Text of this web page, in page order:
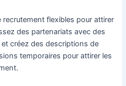
flexibles pour attirer
des partenariats avec des
créez des descriptions de
temporaires pour attirer les